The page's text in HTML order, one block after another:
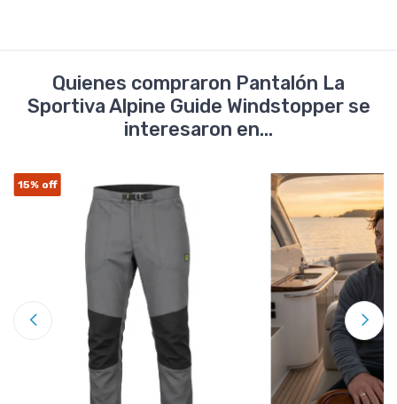
Quienes compraron Pantalón La
Sportiva Alpine Guide Windstopper se
interesaron en...
15% off